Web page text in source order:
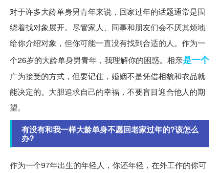
对于许多大龄单身男青年来说，回家过年的话题通常是围
绕着找对象展开。尽管家人、同事和朋友们会不厌其烦地
给你介绍对象，但你可能一直没有找到合适的人。作为一
个26岁的大龄单身男青年，我理解你的困惑。相亲是一个
广为接受的方式，但要记住，婚姻不是凭借相貌和衣品就
能决定的。大胆追求自己的幸福，不要盲目迎合他人的期
望。
有没有和我一样大龄单身不愿回老家过年的?该怎么
办?
作为一个97年出生的年轻人，你还年轻，在外工作的你可